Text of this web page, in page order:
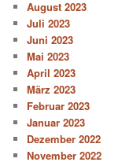
August 2023
Juli 2023
Juni 2023
Mai 2023
April 2023
März 2023
Februar 2023
Januar 2023
Dezember 2022
November 2022